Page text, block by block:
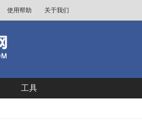
使用帮助 关于我们
工具